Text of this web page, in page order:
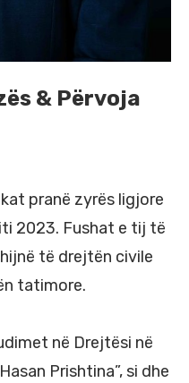
& Përvoja
pranë zyrës ligjore
2023. Fushat e tij të
të drejtën civile
tatimore.
në Drejtësi në
Prishtina”, si dhe